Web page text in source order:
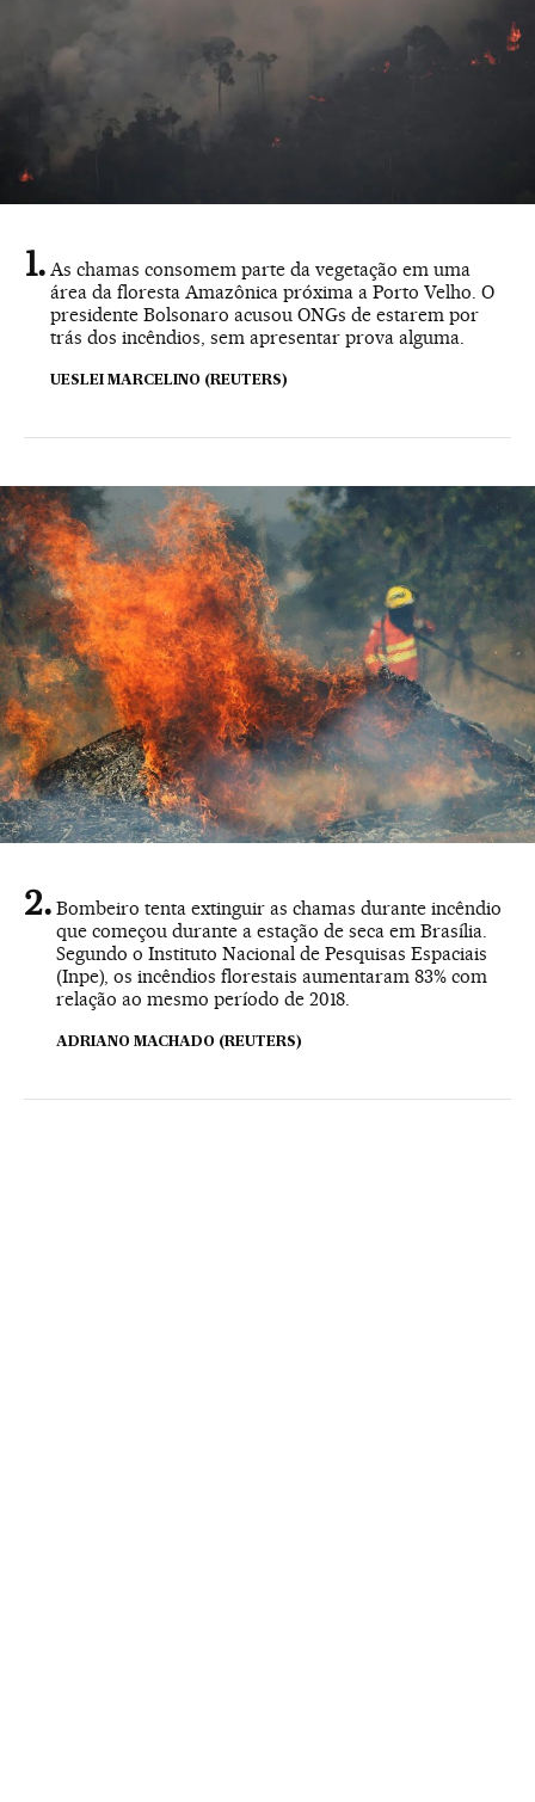
As chamas consomem parte da vegetação em uma
área da floresta Amazônica próxima a Porto Velho. O
presidente Bolsonaro acusou ONGs de estarem por
trás dos incêndios, sem apresentar prova alguma.
UESLEI MARCELINO (REUTERS)
Bombeiro tenta extinguir as chamas durante incêndio
que começou durante a estação de seca em Brasília.
Segundo o Instituto Nacional de Pesquisas Espaciais
(Inpe), os incêndios florestais aumentaram 83% com
relação ao mesmo período de 2018.
ADRIANO MACHADO (REUTERS)